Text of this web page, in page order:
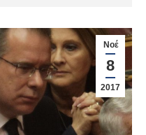
Νοέ
8
2017